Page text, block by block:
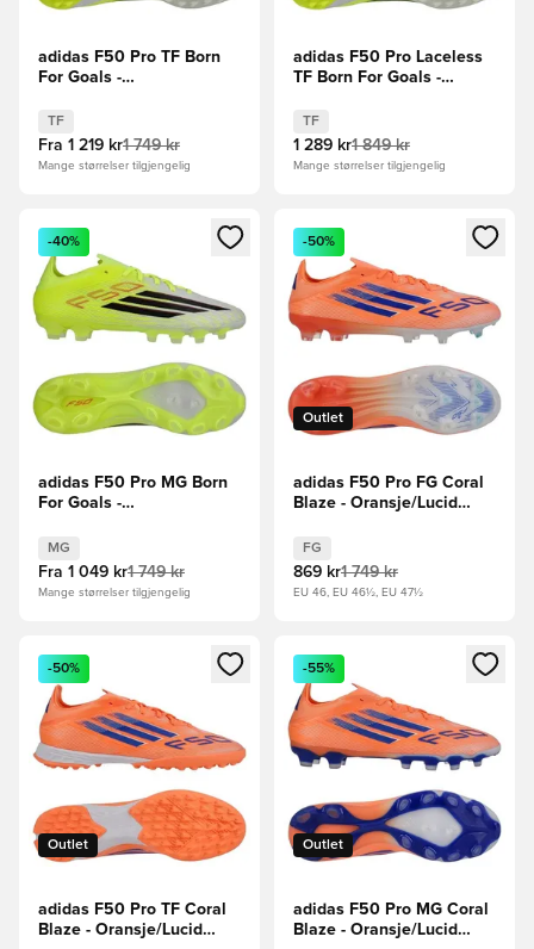
adidas F50 Pro TF Born
For Goals -
TF
Fra 1 219 kr1 749 kr
Mange størrelser tilgjengelig
adidas F50 Pro Laceless
TF Born For Goals -
TF
1 289 kr1 849 kr
Mange størrelser tilgjengelig
Åpner en Modal for å logge inn eller registrere deg som
-40%
adidas F50 Pro MG Born
For Goals -
MG
Fra 1 049 kr1 749 kr
Mange størrelser tilgjengelig
Åpner en Modal for å logge
Outlet
-50%
adidas F50 Pro FG Coral
Blaze - Oransje/Lucid
FG
869 kr1 749 kr
EU 46, EU 46½, EU 47½
Åpner en Modal for å logge inn eller registrere deg som
Outlet
-50%
adidas F50 Pro TF Coral
Blaze - Oransje/Lucid
Åpner en Modal for å logge
Outlet
-55%
adidas F50 Pro MG Coral
Blaze - Oransje/Lucid